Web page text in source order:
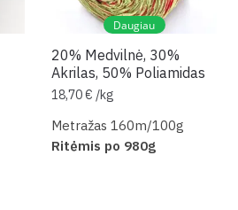
Daugiau
20% Medvilnė, 30%
Akrilas, 50% Poliamidas
18,70€ /kg
Metražas 160m/100g
Ritėmis po 980g